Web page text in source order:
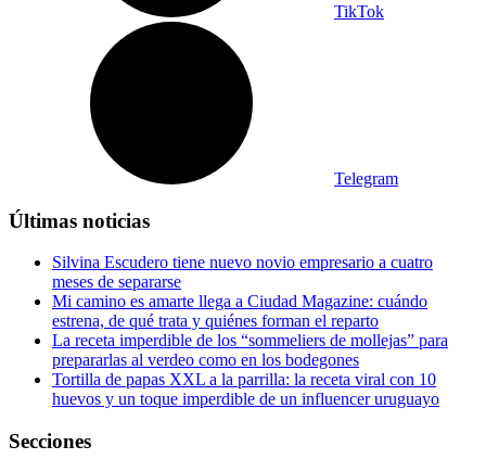
TikTok
Telegram
Últimas noticias
Silvina Escudero tiene nuevo novio empresario a cuatro
meses de separarse
Mi camino es amarte llega a Ciudad Magazine: cuándo
estrena, de qué trata y quiénes forman el reparto
La receta imperdible de los “sommeliers de mollejas” para
prepararlas al verdeo como en los bodegones
Tortilla de papas XXL a la parrilla: la receta viral con 10
huevos y un toque imperdible de un influencer uruguayo
Secciones